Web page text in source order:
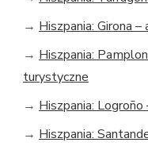
→ Hiszpania: Girona
→ Hiszpania:
turystyczne
→ Hiszpania:
→ Hiszpania: